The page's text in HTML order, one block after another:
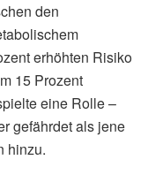
den
erhöhten Risiko
15 Prozent
eine Rolle –
gefährdet als jene
hinzu.